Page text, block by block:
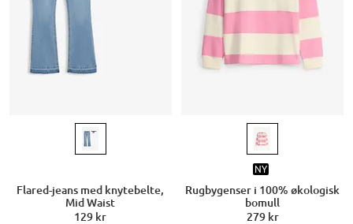
Flared-jeans med knytebelte,
Mid Waist
129 kr
NY
Rugbygenser i 100% økologisk
bomull
279 kr